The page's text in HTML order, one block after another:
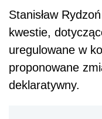
Stanisław
kwestie,
uregulowane w
proponowane
deklaratywny.